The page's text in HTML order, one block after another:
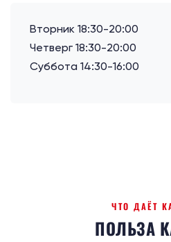
Вторник 18:30-20:00
Четверг 18:30-20:00
Суббота 14:30-16:00
ЧТО ДАЁТ
ПОЛЬЗА